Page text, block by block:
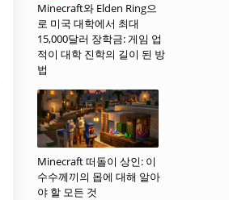
Minecraft와 Elden Ring으
로 미국 대학에서 최대
15,000달러 장학금: 게임 업
적이 대학 진학의 길이 된 방
법
Minecraft 떠돌이 상인: 이
수수께끼의 몹에 대해 알아
야 할 모든 것